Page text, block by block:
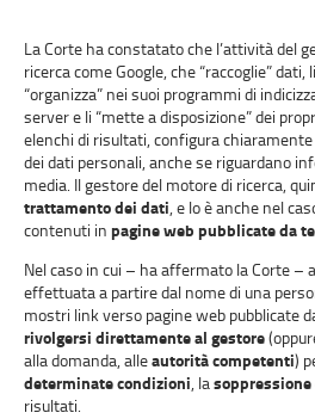
La Corte ha constatato che l’attività del
ricerca come Google, che “raccoglie” dati,
“organizza” nei suoi programmi di
server e li “mette a disposizione” dei
elenchi di risultati, configura
dei dati personali, anche se riguardano
media. Il gestore del motore di ricerca,
trattamento dei dati, e lo è anche nel
contenuti in pagine web pubblicate da
Nel caso in cui – ha affermato la Corte –
effettuata a partire dal nome di una
mostri link verso pagine web pubblicate
rivolgersi direttamente al gestore
alla domanda, alleautorità competenti)
determinate condizioni, lasoppressione
risultati.